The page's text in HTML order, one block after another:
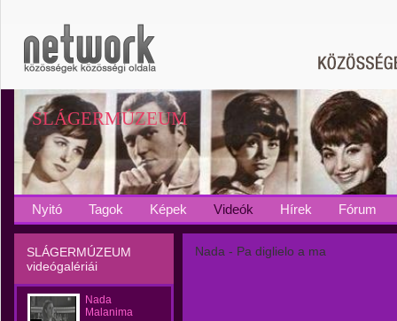
SLÁGERMÚZEUM
Nyitó Tagok Képek Videók Hírek Fórum
SLÁGERMÚZEUM
videógalériái
Nada
Malanima
Nada - Pa diglielo a ma